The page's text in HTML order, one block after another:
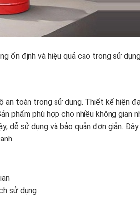
ổn định và hiệu quả cao trong sử dụng
toàn trong sử dụng. Thiết kế hiện
phẩm phù hợp cho nhiều không gian
dễ sử dụng và bảo quản đơn giản.
sử dụng